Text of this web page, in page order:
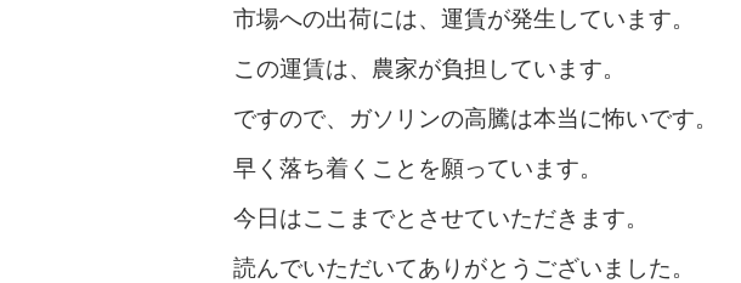
市場への出荷には、運賃が発生しています。
この運賃は、農家が負担しています。
ですので、ガソリンの高騰は本当に怖いです。
早く落ち着くことを願っています。
今日はここまでとさせていただきます。
読んでいただいてありがとうございました。